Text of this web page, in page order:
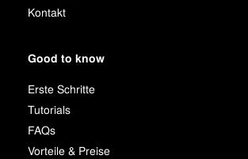
Kontakt
Good to know
Erste Schritte
Tutorials
FAQs
Vorteile & Preise